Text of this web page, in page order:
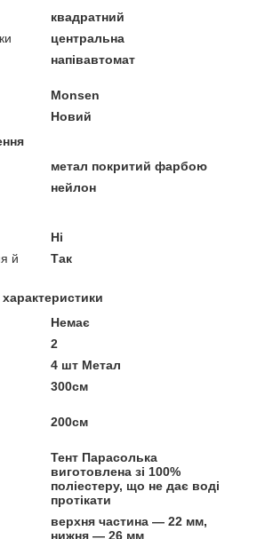
квадратний
центральна
напівавтомат
Monsen
Новий
метал покритий фарбою
нейлон
Ні
й
Так
Немає
2
4 шт Метал
300см
200см
Тент Парасолька
виготовлена зі 100%
поліестеру, що не дає воді
протікати
верхня частина — 22 мм,
нижня — 26 мм